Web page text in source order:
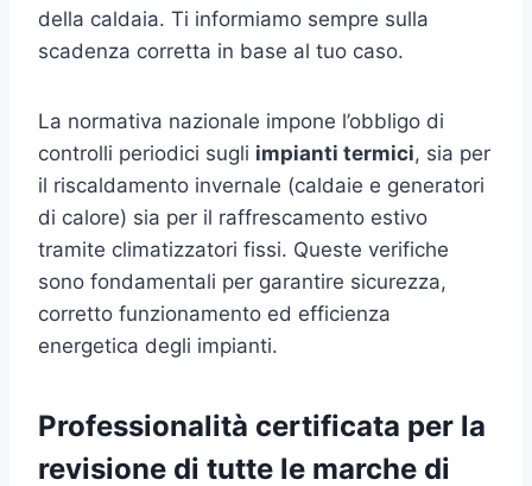
della caldaia. Ti informiamo sempre sulla
scadenza corretta in base al tuo caso.
La normativa nazionale impone l’obbligo di
controlli periodici sugli impianti termici, sia per
il riscaldamento invernale (caldaie e generatori
di calore) sia per il raffrescamento estivo
tramite climatizzatori fissi. Queste verifiche
sono fondamentali per garantire sicurezza,
corretto funzionamento ed efficienza
energetica degli impianti.
Professionalità certificata per la
revisione di tutte le marche di